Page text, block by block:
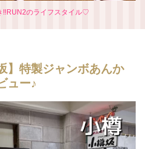
‼RUN2のライフスタイル♡
】特製ジャンボあんか
ュー♪